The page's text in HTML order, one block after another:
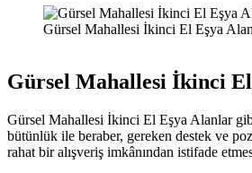
Gürsel Mahallesi İkinci El Eşya
Gürsel Mahallesi İkinci
Gürsel Mahallesi İkinci El Eşya Alanlar
bütünlük ile beraber, gereken destek ve
rahat bir alışveriş imkânından istifade